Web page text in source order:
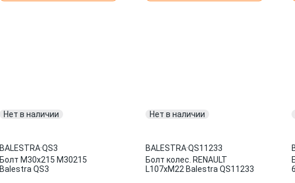
Нет в наличии
BALESTRA·QS3
Болт М30x215 M30215
Balestra QS3
Нет в наличии
BALESTRA·QS11233
Болт колес. RENAULT
L107xM22 Balestra QS11233